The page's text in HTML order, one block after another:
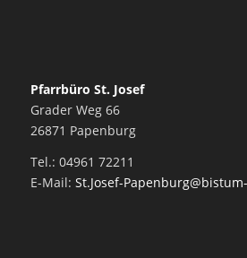
Pfarrbüro St. Josef
Grader Weg 66
26871 Papenburg
Tel.: 04961 72211
E-Mail: St.Josef-